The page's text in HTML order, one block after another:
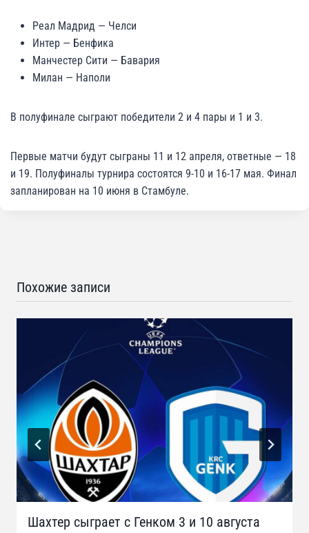
Реал Мадрид — Челси
Интер — Бенфика
Манчестер Сити — Бавария
Милан — Наполи
В полуфинале сыграют победители 2 и 4 пары и 1 и 3.
Первые матчи будут сыграны 11 и 12 апреля, ответные — 18
и 19. Полуфиналы турнира состоятся 9-10 и 16-17 мая. Финал
запланирован на 10 июня в Стамбуле.
Похожие записи
Шахтер сыграет с Генком 3 и 10 августа